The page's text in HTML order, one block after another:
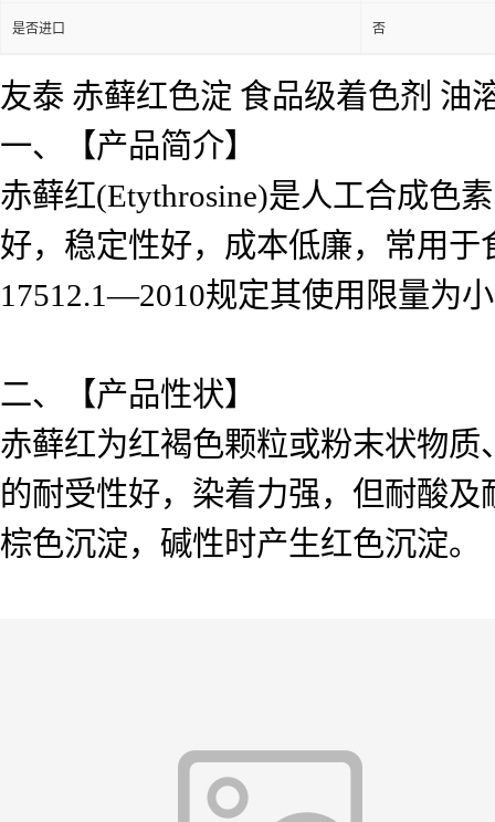
是否进口 否
友泰 赤藓红色淀 食品级着色剂 油
一、【产品简介】
赤藓红(Etythrosine)是人工合成色
好，稳定性好，成本低廉，常用
17512.1—2010规定其使用限量为
二、【产品性状】
赤藓红为红褐色颗粒或粉末状物
的耐受性好，染着力强，但耐酸
棕色沉淀，碱性时产生红色沉淀。